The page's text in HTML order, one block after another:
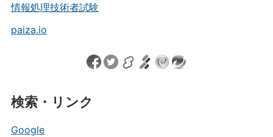
情報処理技術者試験
paiza.io
検索・リンク
Google